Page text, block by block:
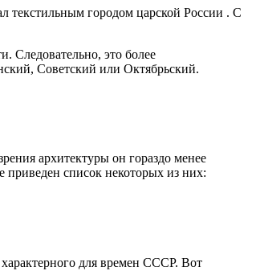
текстильным городом царской России . С
Следовательно, это более
Советский или Октябрьский.
архитектуры он гораздо менее
приведен список некоторых из них:
характерного для времен СССР. Вот